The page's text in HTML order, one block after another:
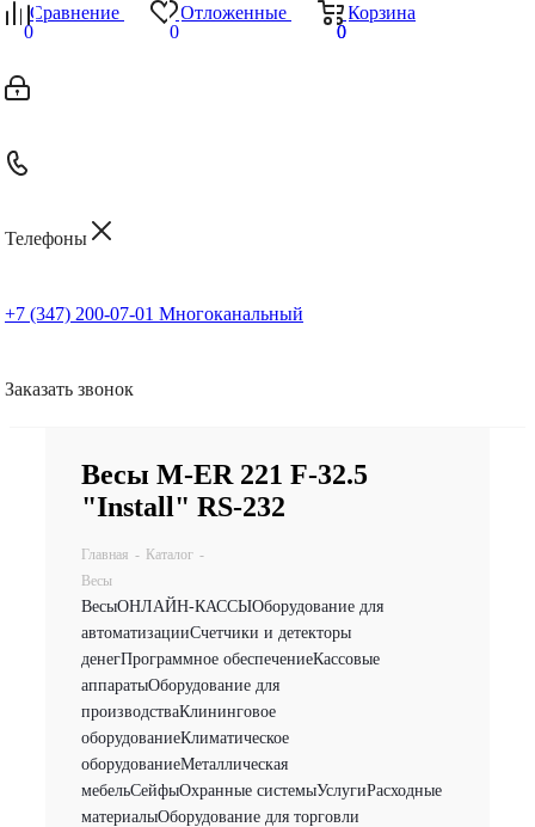
Сравнение
0
Отложенные
0
Корзина
0
0
Телефоны
+7 (347) 200-07-01 Многоканальный
Заказать звонок
Весы M-ER 221 F-32.5
"Install" RS-232
Главная - Каталог -
Весы
ВесыОНЛАЙН-КАССЫОборудование для
автоматизацииСчетчики и детекторы
денегПрограммное обеспечениеКассовые
аппаратыОборудование для
производстваКлининговое
оборудованиеКлиматическое
оборудованиеМеталлическая
мебельСейфыОхранные системыУслугиРасходные
материалыОборудование для торговли